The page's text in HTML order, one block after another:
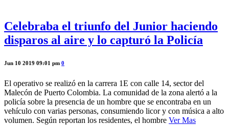
Celebraba el triunfo del Junior haciendo
disparos al aire y lo capturó la Policía
Jun 10 2019 09:01 pm 0
El operativo se realizó en la carrera 1E con calle 14, sector del
Malecón de Puerto Colombia. La comunidad de la zona alertó a la
policía sobre la presencia de un hombre que se encontraba en un
vehículo con varias personas, consumiendo licor y con música a alto
volumen. Según reportan los residentes, el hombre Ver Mas